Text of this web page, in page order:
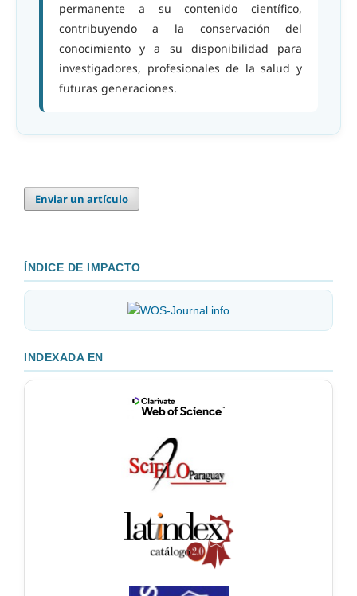
permanente a su contenido científico,
contribuyendo a la conservación del
conocimiento y a su disponibilidad para
investigadores, profesionales de la salud y
futuras generaciones.
Enviar un artículo
ÍNDICE DE IMPACTO
INDEXADA EN